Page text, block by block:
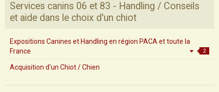
Services canins 06 et 83 - Handling / Conseils
et aide dans le choix d'un chiot
Expositions Canines et Handling en région PACA et toute la
France
2
Acquisition d'un Chiot / Chien